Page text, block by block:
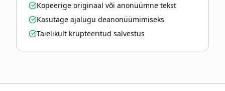
Kopeerige originaal või anonüümne tekst
Kasutage ajalugu deanonüümimiseks
Täielikult krüpteeritud salvestus